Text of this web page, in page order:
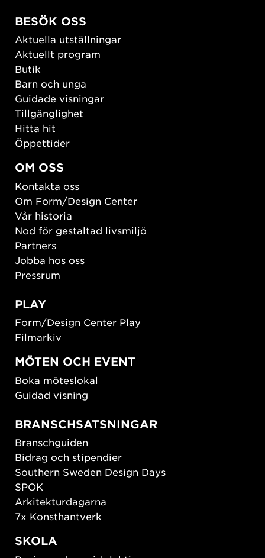
BESÖK OSS
Aktuella utställningar
Aktuellt program
Butik
Barn och unga
Guidade visningar
Tillgänglighet
Hitta hit
Öppettider
OM OSS
Kontakta oss
Om Form/Design Center
Vår historia
Nod för gestaltad livsmiljö
Partners
Jobba hos oss
Pressrum
PLAY
Form/Design Center Play
Filmarkiv
MÖTEN OCH EVENT
Boka möteslokal
Guidad visning
BRANSCHSATSNINGAR
Branschguiden
Bidrag och stipendier
Southern Sweden Design Days
SPOK
Arkitekturdagarna
7x Konsthantverk
SKOLA